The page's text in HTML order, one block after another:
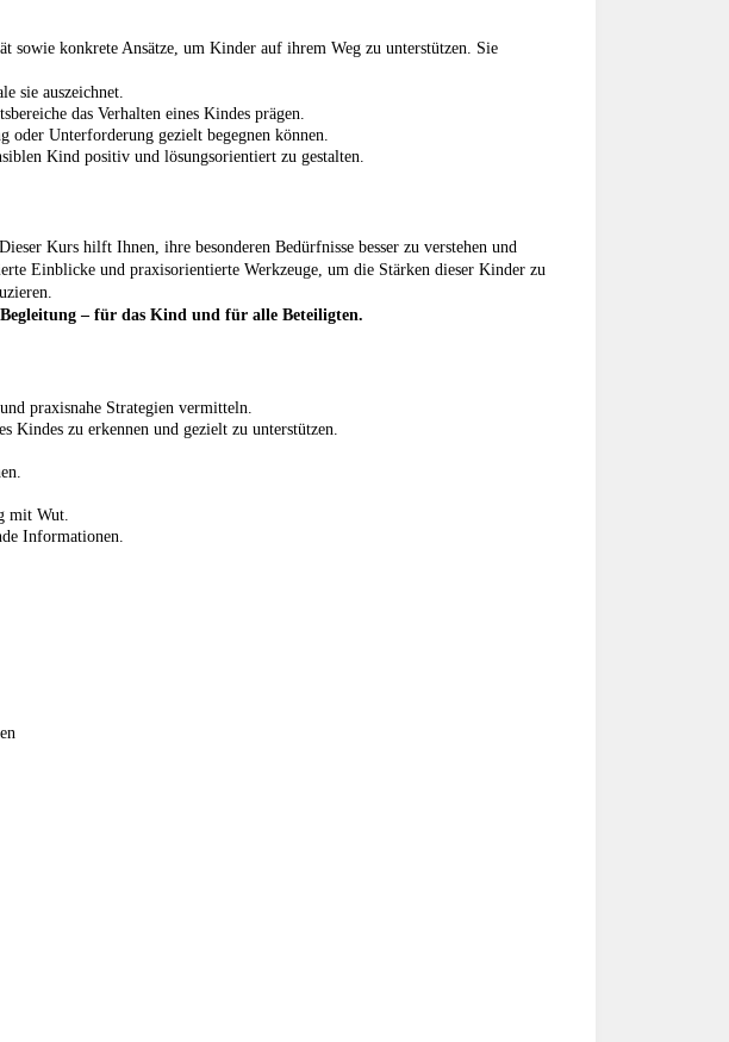
sowie konkrete Ansätze, um Kinder auf ihrem Weg zu unterstützen. Sie
sie auszeichnet.
das Verhalten eines Kindes prägen.
oder Unterforderung gezielt begegnen können.
Kind positiv und lösungsorientiert zu gestalten.
Kurs hilft Ihnen, ihre besonderen Bedürfnisse besser zu verstehen und
Einblicke und praxisorientierte Werkzeuge, um die Stärken dieser Kinder zu
– für das Kind und für alle Beteiligten.
praxisnahe Strategien vermitteln.
Kindes zu erkennen und gezielt zu unterstützen.
mit Wut.
Informationen.